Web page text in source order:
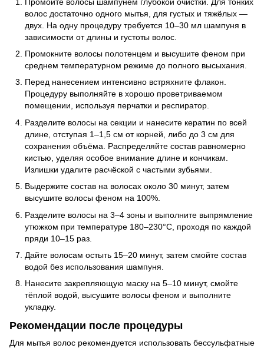
волос достаточно одного мытья, для густых и тяжёлых —
двух. На одну процедуру требуется 10–30 мл шампуня в
зависимости от длины и густоты волос.
Промокните волосы полотенцем и высушите феном при
среднем температурном режиме до полного высыхания.
Перед нанесением интенсивно встряхните флакон.
Процедуру выполняйте в хорошо проветриваемом
помещении, используя перчатки и респиратор.
Разделите волосы на секции и нанесите кератин по всей
длине, отступая 1–1,5 см от корней, либо до 3 см для
сохранения объёма. Распределяйте состав равномерно
кистью, уделяя особое внимание длине и кончикам.
Излишки удалите расчёской с частыми зубьями.
Выдержите состав на волосах около 30 минут, затем
высушите волосы феном на 100%.
Разделите волосы на 3–4 зоны и выполните выпрямление
утюжком при температуре 180–230°C, проходя по каждой
пряди 10–15 раз.
Дайте волосам остыть 15–20 минут, затем смойте состав
водой без использования шампуня.
Нанесите закрепляющую маску на 5–10 минут, смойте
тёплой водой, высушите волосы феном и выполните
укладку.
Рекомендации после процедуры
Для мытья волос рекомендуется использовать бессульфатные